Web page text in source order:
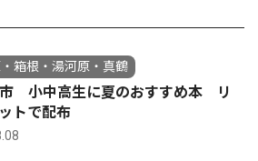
箱根・湯河原・真鶴
小中高生に夏のおすすめ本 リ
トで配布